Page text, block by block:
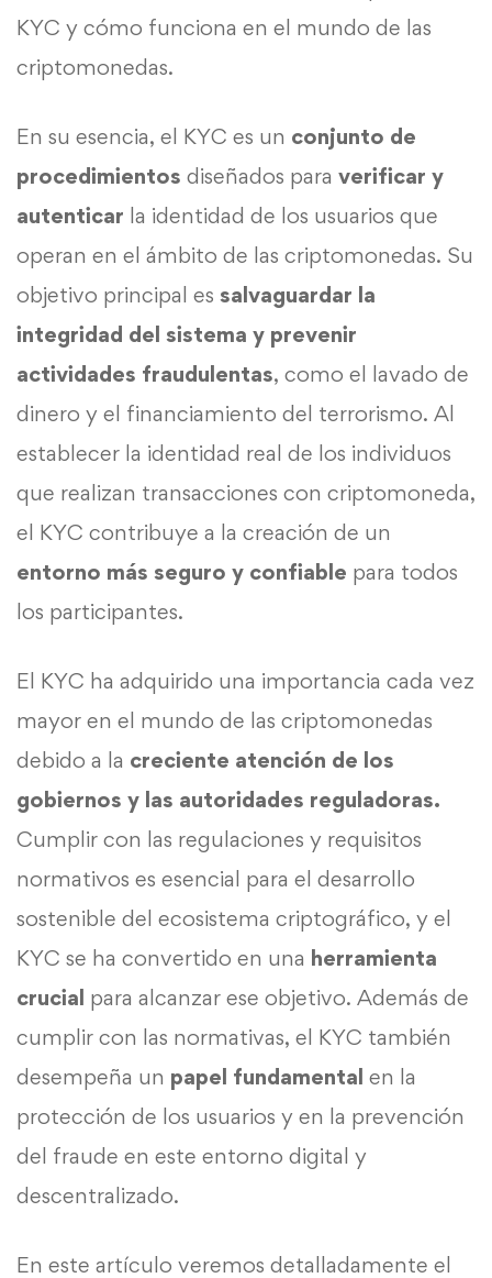
KYC y cómo funciona en el mundo de las
criptomonedas.
En su esencia, el KYC es un conjunto de
procedimientos diseñados para verificar y
autenticar la identidad de los usuarios que
operan en el ámbito de las criptomonedas. Su
objetivo principal es salvaguardar la
integridad del sistema y prevenir
actividades fraudulentas, como el lavado de
dinero y el financiamiento del terrorismo. Al
establecer la identidad real de los individuos
que realizan transacciones con criptomoneda,
el KYC contribuye a la creación de un
entorno más seguro y confiable para todos
los participantes.
El KYC ha adquirido una importancia cada vez
mayor en el mundo de las criptomonedas
debido a la creciente atención de los
gobiernos y las autoridades reguladoras.
Cumplir con las regulaciones y requisitos
normativos es esencial para el desarrollo
sostenible del ecosistema criptográfico, y el
KYC se ha convertido en una herramienta
crucial para alcanzar ese objetivo. Además de
cumplir con las normativas, el KYC también
desempeña un papel fundamental en la
protección de los usuarios y en la prevención
del fraude en este entorno digital y
descentralizado.
En este artículo veremos detalladamente el